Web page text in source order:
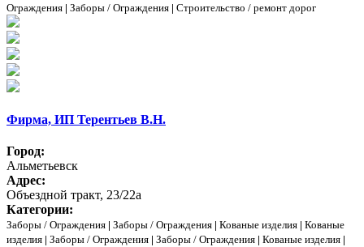
Ограждения | Заборы / Ограждения | Строительство / ремонт дорог
Фирма, ИП Терентьев В.Н.
Город:
Альметьевск
Адрес:
Объездной тракт, 23/22а
Категории:
Заборы / Ограждения | Заборы / Ограждения | Кованые изделия | Кованые
изделия | Заборы / Ограждения | Заборы / Ограждения | Кованые изделия |